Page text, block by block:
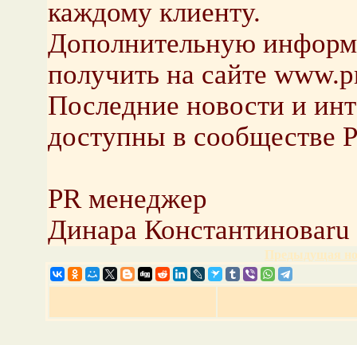
каждому клиенту.
Дополнительную
получить на сайте
Последние новости и
доступны в сообществе
PR менеджер
Динара Константиноваru
Предыдущая